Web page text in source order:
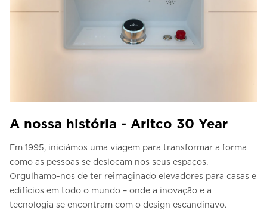
A nossa história - Aritco 30 Year
Em 1995, iniciámos uma viagem para transformar a forma
como as pessoas se deslocam nos seus espaços.
Orgulhamo-nos de ter reimaginado elevadores para casas e
edifícios em todo o mundo – onde a inovação e a
tecnologia se encontram com o design escandinavo.